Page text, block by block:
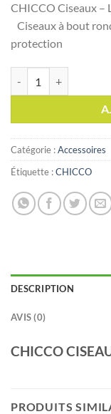
CHICCO
Ciseaux à bout
protection
Catégorie :Accessoires
Étiquette :CHICCO
DESCRIPTION
AVIS (0)
CHICCO
PRODUITS